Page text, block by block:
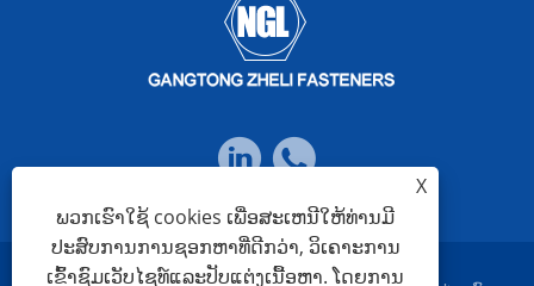
X
ພວກເຮົາໃຊ້ cookies ເພື່ອສະເຫນີໃຫ້ທ່ານມີ
ປະສົບການການຊອກຫາທີ່ດີກວ່າ, ວິເຄາະການ
ເຂົ້າຊົມເວັບໄຊທ໌ແລະປັບແຕ່ງເນື້ອຫາ. ໂດຍການ